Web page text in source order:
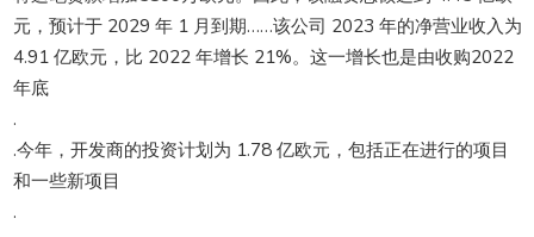
元，预计于 2029 年 1 月到期……该公司 2023 年的净营业收入为
4.91 亿欧元，比 2022 年增长 21%。这一增长也是由收购2022
年底
.
.今年，开发商的投资计划为 1.78 亿欧元，包括正在进行的项目
和一些新项目
.